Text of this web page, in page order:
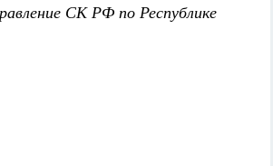
СК РФ по Республике